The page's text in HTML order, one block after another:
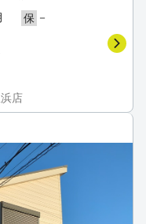
保 －
店